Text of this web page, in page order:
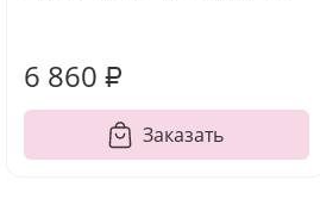
6 860 ₽
Заказать